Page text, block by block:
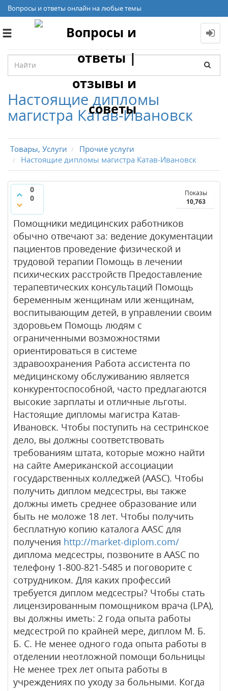
Вопросы и ответы онлайн на любые темы
Toggle
Настоящие дипломы
магистра Катав-Ивановск
Товары, Услуги
Прочие услуги
Настоящие дипломы магистра Катав-Ивановск
0
0
Показы
10,763
Помощники медицинских работников
обычно отвечают за: ведение документации
пациентов проведение физической и
трудовой терапии Помощь в лечении
психических расстройств Предоставление
терапевтических консультаций Помощь
беременным женщинам или женщинам,
воспитывающим детей, в управлении своим
здоровьем Помощь людям с
ограниченными возможностями
ориентироваться в системе
здравоохранения Работа ассистента по
медицинскому обслуживанию является
конкурентоспособной, часто предлагаются
высокие зарплаты и отличные льготы.
Настоящие дипломы магистра Катав-
Ивановск. Чтобы поступить на сестринское
дело, вы должны соответствовать
требованиям штата, которые можно найти
на сайте Американской ассоциации
государственных колледжей (AASC). Чтобы
получить диплом медсестры, вы также
должны иметь среднее образование или
быть не моложе 18 лет. Чтобы получить
бесплатную копию каталога AASC для
получения http://market-diplom.com/
диплома медсестры, позвоните в AASC по
телефону 1-800-821-5485 и поговорите с
сотрудником. Для каких профессий
требуется диплом медсестры? Чтобы стать
лицензированным помощником врача (LPA),
вы должны иметь: 2 года опыта работы
медсестрой по крайней мере, диплом М. Б.
Б. С. Не менее одного года опыта работы в
отделении неотложной помощи больницы
Не менее трех лет опыта работы в
учреждениях по уходу за больными. Когда